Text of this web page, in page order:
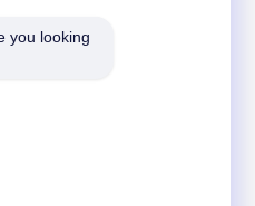
you looking